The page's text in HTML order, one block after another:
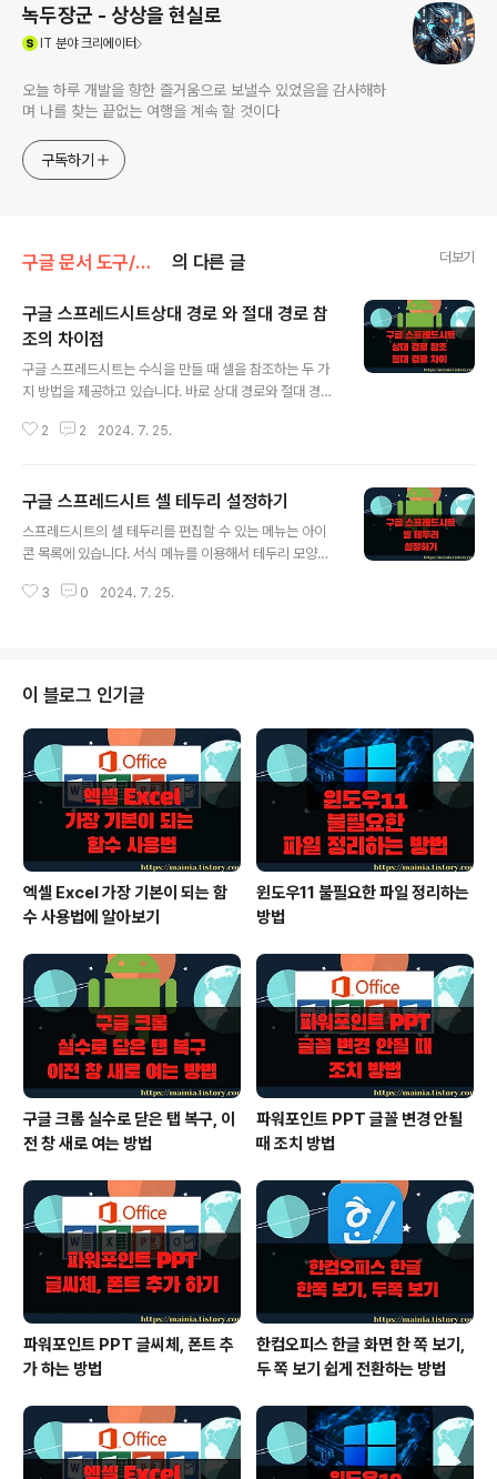
녹두장군 - 상상을 현실로
IT 분야 크리에이터
오늘 하루 개발을 향한 즐거움으로 보낼수 있었음을 감사해하
며 나를 찾는 끝없는 여행을 계속 할 것이다
구독하기
구글 문서 도구/구글 스프레드시트 의 다른 글 더보기
구글 스프레드시트상대 경로 와 절대 경로 참
조의 차이점
구글 스프레드시트는 수식을 만들 때 셀을 참조하는 두 가
지 방법을 제공하고 있습니다. 바로 상대 경로와 절대 경로
소 값이 변하느냐 아니면 고정이냐 입니다. 예를 들어 기본
절대 경로로 참조한 주소는 처음에 지정한 대로 유지합니
다. 샘플을 통해서 확인해 보겠습니다. ◎ 셀 주소 상대
경로 참조 ▼ 그림의 합계를 구하는 연산에서 쓰인 방식은
기 핸들을 이용해서 나머지 셀에 수식을 적용해 보세요. 총
2 2 2024. 7. 25.
구글 스프레드시트 셀 테두리 설정하기
스프레드시트의 셀 테두리를 편집할 수 있는 메뉴는 아이
콘 목록에 있습니다. 서식 메뉴를 이용해서 테두리 모양을
을 주기 위함입니다. 그리고 요점을 강조하는데도 많이 활
제공합니다. ▼ 영역을 지정하고 전체 테두리 메뉴를 클릭
한 결과는 다음과 같습니다. 회색이었던 라인이 진한 검은
색으로 바뀌었습니다. ▼ 영역의 테두리 삭제도 간단합니
다. 회색 점선으로 되어 있는 테두리 삭제 메뉴를 클릭해서
검은색 라인을 삭제합니다. ※ 아래는 참고하면 좋을 만한
글들의 링크를 모아둔 것입니다. ※..
3 0 2024. 7. 25.
이 블로그 인기글
엑셀 Excel 가장 기본이 되는 함
수 사용법에 알아보기
윈도우11 불필요한 파일 정리하는
방법
구글 크롬 실수로 닫은 탭 복구, 이
전 창 새로 여는 방법
파워포인트 PPT 글꼴 변경 안될
때 조치 방법
파워포인트 PPT 글씨체, 폰트 추
가 하는 방법
한컴오피스 한글 화면 한 쪽 보기,
두 쪽 보기 쉽게 전환하는 방법